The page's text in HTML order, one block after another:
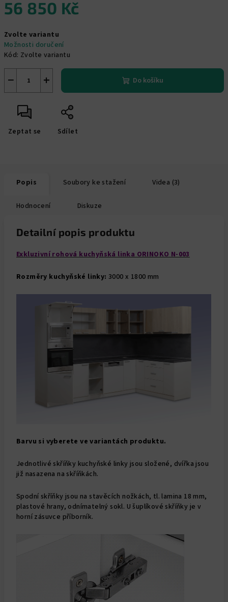
56 850 Kč
cena:
Zvolte variantu
Možnosti doručení
Kód: Zvolte variantu
+
− Do košíku
Zeptat se Sdílet
Popis Soubory ke stažení Videa (3)
Hodnocení Diskuze
Detailní popis produktu
Exkluzivní rohová kuchyňská linka ORINOKO N-003
Rozměry kuchyňské linky: 3000 x 1800 mm
Barvu si vyberete ve variantách produktu.
Jednotlivé skříňky kuchyňské linky jsou složené, dvířka jsou
již nasazena na skříňkách.
Spodní skříňky jsou na stavěcích nožkách, tl. lamina 18 mm,
plastové hrany, odnímatelný sokl. U šuplíkové skříňky je v
horní zásuvce příborník.